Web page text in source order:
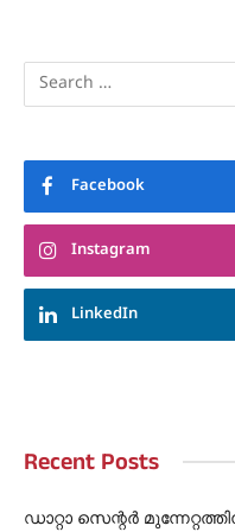
Facebook
Instagram
LinkedIn
Recent Posts
ഡാറ്റാ സെന്റർ